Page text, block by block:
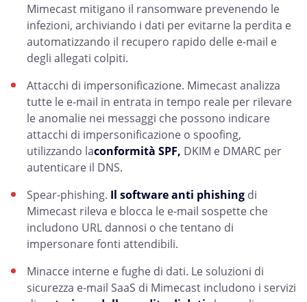
Mimecast mitigano il ransomware prevenendo le
infezioni, archiviando i dati per evitarne la perdita e
automatizzando il recupero rapido delle e-mail e
degli allegati colpiti.
Attacchi di impersonificazione. Mimecast analizza
tutte le e-mail in entrata in tempo reale per rilevare
le anomalie nei messaggi che possono indicare
attacchi di impersonificazione o spoofing,
utilizzando laconformità SPF, DKIM e DMARC per
autenticare il DNS.
Spear-phishing. Il software anti phishing di
Mimecast rileva e blocca le e-mail sospette che
includono URL dannosi o che tentano di
impersonare fonti attendibili.
Minacce interne e fughe di dati. Le soluzioni di
sicurezza e-mail SaaS di Mimecast includono i servizi